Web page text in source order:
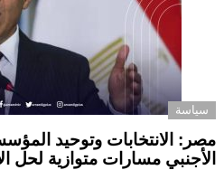
سياسة
مصر: الانتخابات وتوحيد
الأجنبي مسارات متوازية لحل